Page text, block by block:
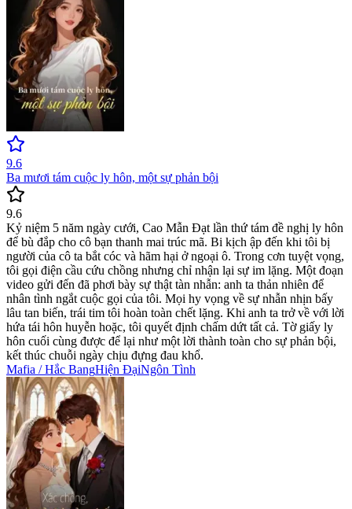
9.6
Ba mươi tám cuộc ly hôn, một sự phản bội
9.6
Kỷ niệm 5 năm ngày cưới, Cao Mẫn Đạt lần thứ tám đề nghị ly hôn
để bù đắp cho cô bạn thanh mai trúc mã. Bi kịch ập đến khi tôi bị
người của cô ta bắt cóc và hãm hại ở ngoại ô. Trong cơn tuyệt vọng,
tôi gọi điện cầu cứu chồng nhưng chỉ nhận lại sự im lặng. Một đoạn
video gửi đến đã phơi bày sự thật tàn nhẫn: anh ta thản nhiên để
nhân tình ngắt cuộc gọi của tôi. Mọi hy vọng về sự nhẫn nhịn bấy
lâu tan biến, trái tim tôi hoàn toàn chết lặng. Khi anh ta trở về với lời
hứa tái hôn huyễn hoặc, tôi quyết định chấm dứt tất cả. Tờ giấy ly
hôn cuối cùng được để lại như một lời thành toàn cho sự phản bội,
kết thúc chuỗi ngày chịu đựng đau khổ.
Mafia / Hắc BangHiện ĐạiNgôn Tình